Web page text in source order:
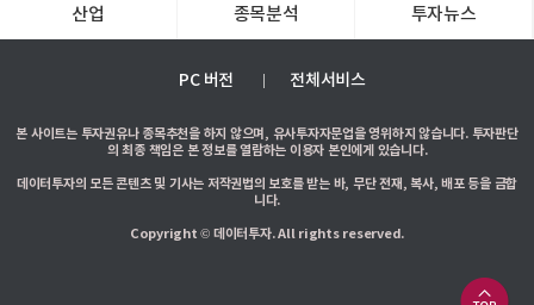
산업 종목분석 투자뉴스
PC 버전 전체서비스
본 사이트는 투자권유나 종목추천을 하지 않으며, 유사투자자문업을 영위하지 않습니다. 투자판단
의 최종 책임은 본 정보를 열람하는 이용자 본인에게 있습니다.
데이터투자의 모든 콘텐츠 및 기사는 저작권법의 보호를 받는 바, 무단 전재, 복사, 배포 등을 금합
니다.
Copyright © 데이터투자. All rights reserved.